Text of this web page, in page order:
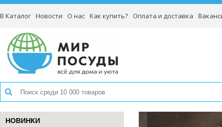
В Каталог Новости О нас Как купить? Оплата и доставка
НОВИНКИ